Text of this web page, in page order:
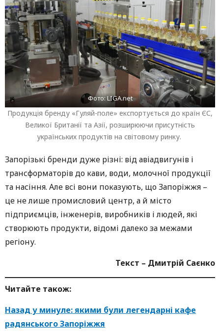
Фото: LIGA.net
Продукція бренду «Гуляй-поле» експортується до країн ЄС,
Великої Британії та Азії, розширюючи присутність
українських продуктів на світовому ринку.
Запорізькі бренди дуже різні: від авіадвигунів і
трансформаторів до кави, води, молочної продукції
та насіння. Але всі вони показують, що Запоріжжя –
це не лише промисловий центр, а й місто
підприємців, інженерів, виробників і людей, які
створюють продукти, відомі далеко за межами
регіону.
Текст – Дмитрій Саєнко
Читайте також:
Назад у минуле: якими були легендарні кафе
радянського Запоріжжя